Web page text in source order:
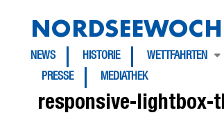
NEWS
HISTORIE WETTFAHRTEN
PRESSE
MEDIATHEK
responsive-lightbox-